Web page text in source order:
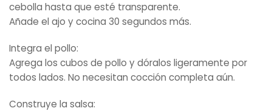
cebolla hasta que esté transparente.
Añade el ajo y cocina 30 segundos más.
Integra el pollo:
Agrega los cubos de pollo y dóralos ligeramente por
todos lados. No necesitan cocción completa aún.
Construye la salsa: